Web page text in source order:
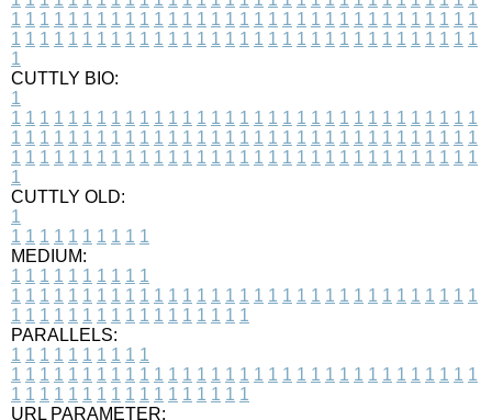
1 1 1 1 1 1 1 1 1 1 1 1 1 1 1 1 1 1 1 1 1 1 1 1 1 1 1 1 1 1 1 1 1
1 1 1 1 1 1 1 1 1 1 1 1 1 1 1 1 1 1 1 1 1 1 1 1 1 1 1 1 1 1 1 1 1
1
CUTTLY BIO:
1
1 1 1 1 1 1 1 1 1 1 1 1 1 1 1 1 1 1 1 1 1 1 1 1 1 1 1 1 1 1 1 1 1
1 1 1 1 1 1 1 1 1 1 1 1 1 1 1 1 1 1 1 1 1 1 1 1 1 1 1 1 1 1 1 1 1
1 1 1 1 1 1 1 1 1 1 1 1 1 1 1 1 1 1 1 1 1 1 1 1 1 1 1 1 1 1 1 1 1
1
CUTTLY OLD:
1
1 1 1 1 1 1 1 1 1 1
MEDIUM:
1 1 1 1 1 1 1 1 1 1
1 1 1 1 1 1 1 1 1 1 1 1 1 1 1 1 1 1 1 1 1 1 1 1 1 1 1 1 1 1 1 1 1
1 1 1 1 1 1 1 1 1 1 1 1 1 1 1 1 1
PARALLELS:
1 1 1 1 1 1 1 1 1 1
1 1 1 1 1 1 1 1 1 1 1 1 1 1 1 1 1 1 1 1 1 1 1 1 1 1 1 1 1 1 1 1 1
1 1 1 1 1 1 1 1 1 1 1 1 1 1 1 1 1
URL PARAMETER: